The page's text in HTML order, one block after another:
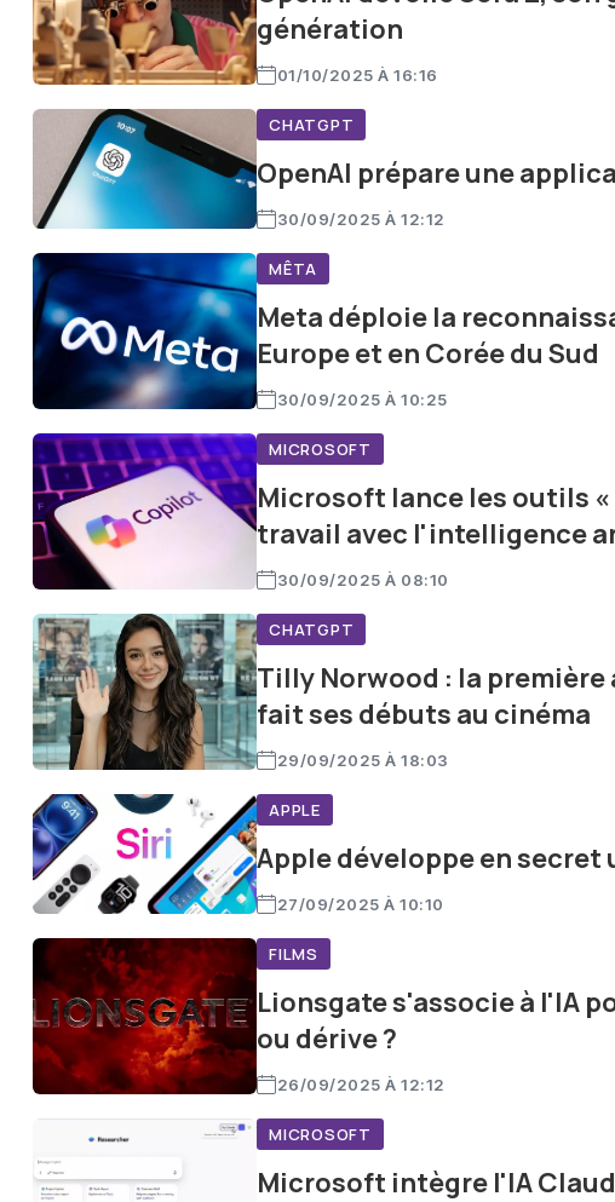
génération
01/10/2025 À 16:16
CHATGPT
OpenAI prépare une
30/09/2025 À 12:12
MÊTA
Meta déploie la
Europe et en Corée du Sud
30/09/2025 À 10:25
MICROSOFT
Microsoft lance les outils
travail avec l'intelligence
30/09/2025 À 08:10
CHATGPT
Tilly Norwood : la
fait ses débuts au cinéma
29/09/2025 À 18:03
APPLE
Apple développe en secret
27/09/2025 À 10:10
FILMS
Lionsgate s'associe à l'IA
ou dérive ?
26/09/2025 À 12:12
MICROSOFT
Microsoft intègre l'IA